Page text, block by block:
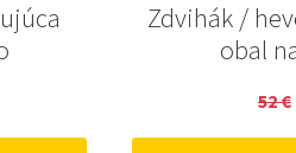
Zdvihák /
obal
52€